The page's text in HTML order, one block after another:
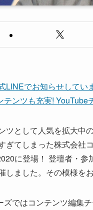
LINEでお知らせしてい
テンツも充実! YouTube
ツとして人気を拡大中
ぎてしまった株式会社
に登場！ 登壇者・
しました。その模様をお
ではコンテンツ編集